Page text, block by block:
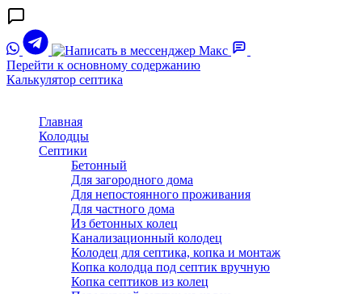
Перейти к основному содержанию
Калькулятор септика
Главная
Колодцы
Септики
Бетонный
Для загородного дома
Для непостоянного проживания
Для частного дома
Из бетонных колец
Канализационный колодец
Колодец для септика, копка и монтаж
Копка колодца под септик вручную
Копка септиков из колец